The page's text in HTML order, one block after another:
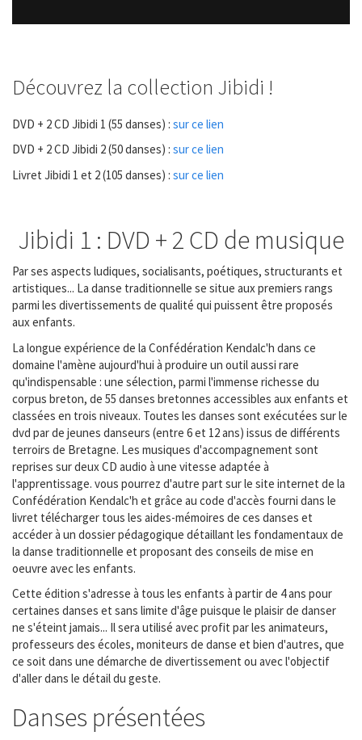
Découvrez la collection Jibidi !
DVD + 2 CD Jibidi 1 (55 danses) : sur ce lien
DVD + 2 CD Jibidi 2 (50 danses) : sur ce lien
Livret Jibidi 1 et 2 (105 danses) : sur ce lien
Jibidi 1 : DVD + 2 CD de musique
Par ses aspects ludiques, socialisants, poétiques, structurants et
artistiques... La danse traditionnelle se situe aux premiers rangs
parmi les divertissements de qualité qui puissent être proposés
aux enfants.
La longue expérience de la Confédération Kendalc'h dans ce
domaine l'amène aujourd'hui à produire un outil aussi rare
qu'indispensable : une sélection, parmi l'immense richesse du
corpus breton, de 55 danses bretonnes accessibles aux enfants et
classées en trois niveaux. Toutes les danses sont exécutées sur le
dvd par de jeunes danseurs (entre 6 et 12 ans) issus de différents
terroirs de Bretagne. Les musiques d'accompagnement sont
reprises sur deux CD audio à une vitesse adaptée à
l'apprentissage. vous pourrez d'autre part sur le site internet de la
Confédération Kendalc'h et grâce au code d'accès fourni dans le
livret télécharger tous les aides-mémoires de ces danses et
accéder à un dossier pédagogique détaillant les fondamentaux de
la danse traditionnelle et proposant des conseils de mise en
oeuvre avec les enfants.
Cette édition s'adresse à tous les enfants à partir de 4 ans pour
certaines danses et sans limite d'âge puisque le plaisir de danser
ne s'éteint jamais... Il sera utilisé avec profit par les animateurs,
professeurs des écoles, moniteurs de danse et bien d'autres, que
ce soit dans une démarche de divertissement ou avec l'objectif
d'aller dans le détail du geste.
Danses présentées